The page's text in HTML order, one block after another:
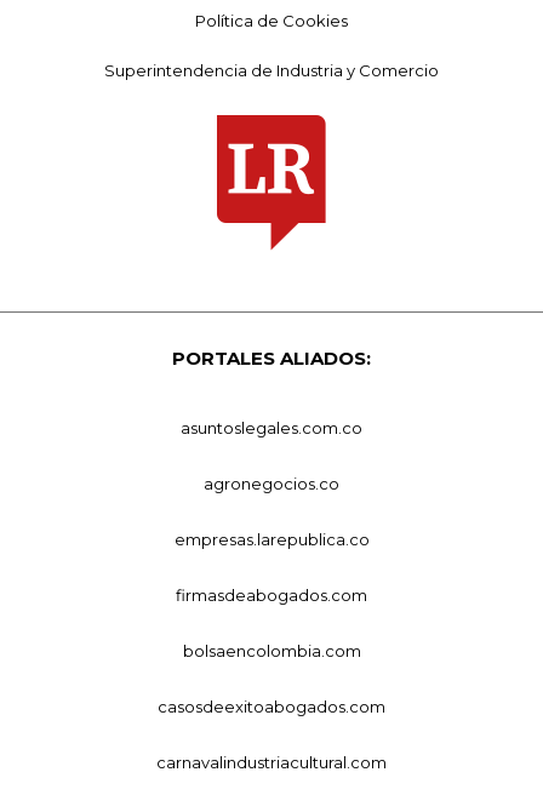
Política de Cookies
Superintendencia de Industria y Comercio
PORTALES ALIADOS:
asuntoslegales.com.co
agronegocios.co
empresas.larepublica.co
firmasdeabogados.com
bolsaencolombia.com
casosdeexitoabogados.com
carnavalindustriacultural.com